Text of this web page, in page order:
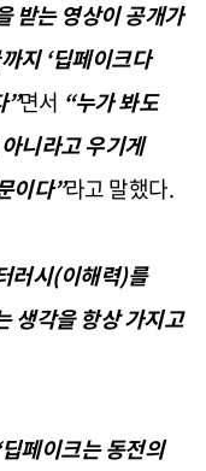
받는 영상이 공개가
지‘딥페이크다
”면서 “누가 봐도
니라고 우기게
이다”라고 말했다.
러시(이해력)를
생각을 항상 가지고
딥페이크는 동전의